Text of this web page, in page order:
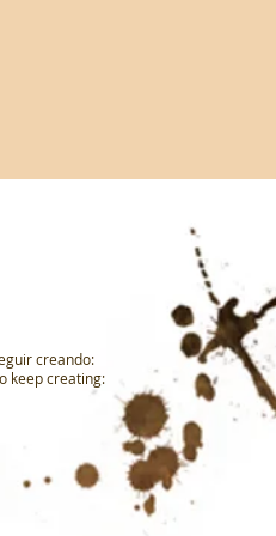
creando:
keep creating: